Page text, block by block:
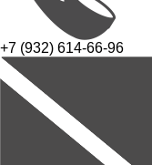
+7 (932) 614-66-96